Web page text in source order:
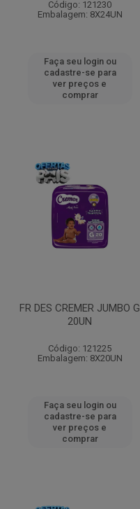
Código: 121230
Embalagem: 8X24UN
Faça seu login ou
cadastre-se para
ver preços e
comprar
FR DES CREMER JUMBO G
20UN
Código: 121225
Embalagem: 8X20UN
Faça seu login ou
cadastre-se para
ver preços e
comprar